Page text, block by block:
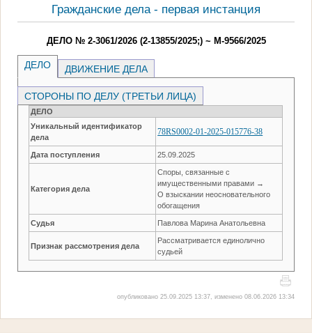
Гражданские дела - первая инстанция
ДЕЛО № 2-3061/2026 (2-13855/2025;) ~ М-9566/2025
ДЕЛО ДВИЖЕНИЕ ДЕЛА
СТОРОНЫ ПО ДЕЛУ (ТРЕТЬИ ЛИЦА)
ДЕЛО
Уникальный идентификатор
дела
78RS0002-01-2025-015776-38
Дата поступления 25.09.2025
Категория дела
Споры, связанные с
имущественными правами →
О взыскании неосновательного
обогащения
Судья Павлова Марина Анатольевна
Признак рассмотрения дела
Рассматривается единолично
судьей
опубликовано 25.09.2025 13:37, изменено 08.06.2026 13:34